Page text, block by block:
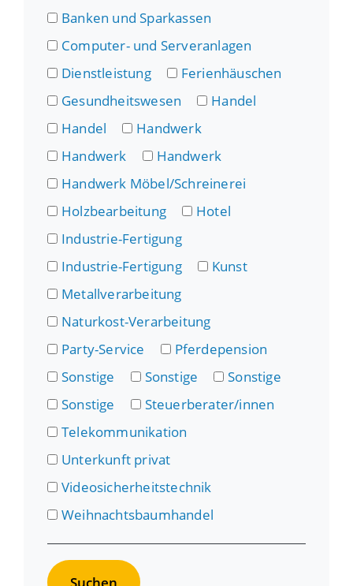
Banken und Sparkassen
Computer- und Serveranlagen
Dienstleistung
Ferienhäuschen
Gesundheitswesen
Handel
Handel
Handwerk
Handwerk
Handwerk
Handwerk Möbel/Schreinerei
Holzbearbeitung
Hotel
Industrie-Fertigung
Industrie-Fertigung
Kunst
Metallverarbeitung
Naturkost-Verarbeitung
Party-Service
Pferdepension
Sonstige
Sonstige
Sonstige
Sonstige
Steuerberater/innen
Telekommunikation
Unterkunft privat
Videosicherheitstechnik
Weihnachtsbaumhandel